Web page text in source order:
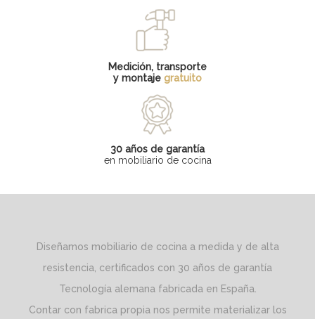
Medición, transporte
y montaje gratuito
30 años de garantía
en mobiliario de cocina
Diseñamos mobiliario de cocina a medida y de alta
resistencia, certificados con 30 años de garantía
Tecnología alemana fabricada en España.
Contar con fabrica propia nos permite materializar los